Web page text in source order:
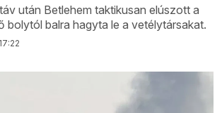
után Betlehem taktikusan elúszott a
bolytól balra hagyta le a vetélytársakat.